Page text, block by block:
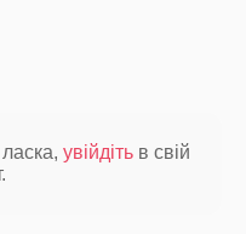
увійдіть в свій